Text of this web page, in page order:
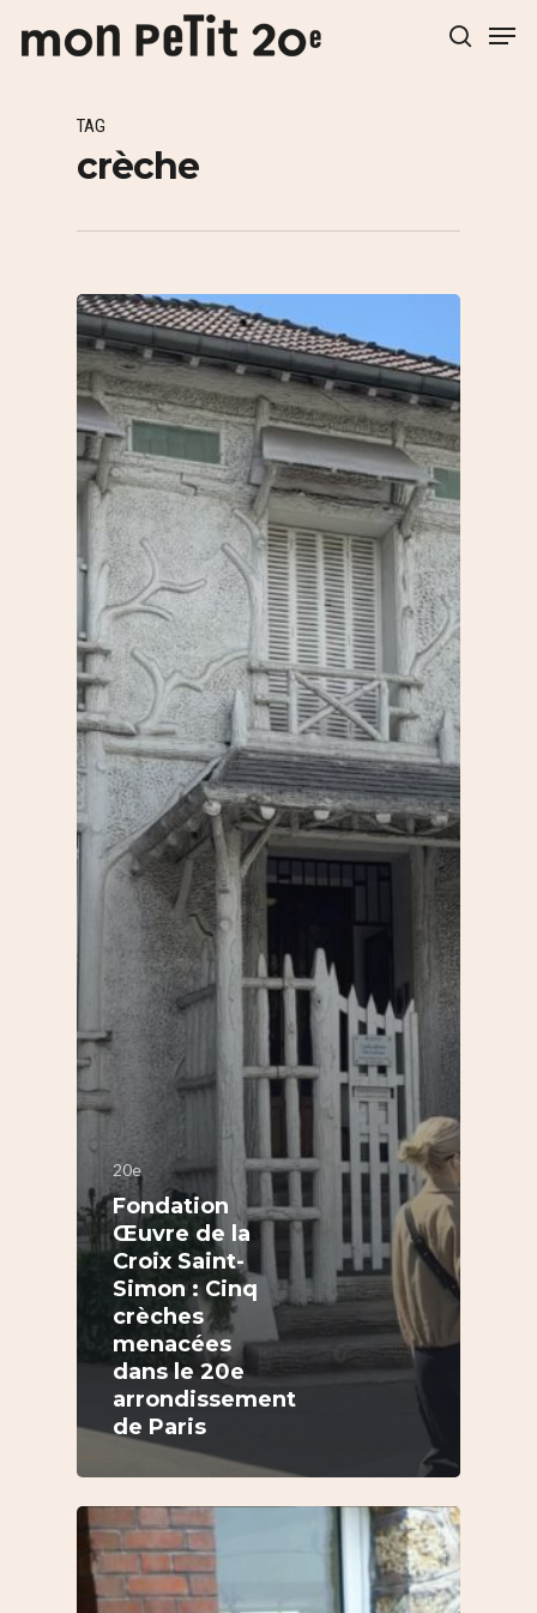
Hit enter to search or ESC to close
TAG
crèche
20e
Fondation
Œuvre de la
Croix Saint-
Simon : Cinq
crèches
menacées
dans le 20e
arrondissement
de Paris